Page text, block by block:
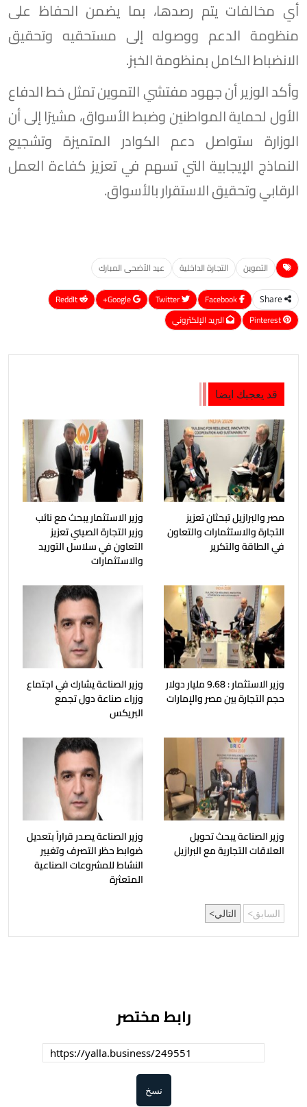
أي مخالفات يتم رصدها، بما يضمن الحفاظ على
منظومة الدعم ووصوله إلى مستحقيه وتحقيق
الانضباط الكامل بمنظومة الخبز.
وأكد الوزير أن جهود مفتشي التموين تمثل خط الدفاع
الأول لحماية المواطنين وضبط الأسواق، مشيرًا إلى أن
الوزارة ستواصل دعم الكوادر المتميزة وتشجيع
النماذج الإيجابية التي تسهم في تعزيز كفاءة العمل
الرقابي وتحقيق الاستقرار بالأسواق.
التموين التجارة الداخلية عيد الأضحى المبارك
Share
Google+
ReddIt
Pinterest
البريد الإلكتروني
قد يعجبك ايضا
مصر والبرازيل تبحثان تعزيز
التجارة والاستثمارات والتعاون
في الطاقة والتكرير
وزير الاستثمار يبحث مع نائب
وزير التجارة الصيني تعزيز
التعاون في سلاسل التوريد
والاستثمارات
وزير الاستثمار : 9.68 مليار دولار
حجم التجارة بين مصر والإمارات
وزير الصناعة يشارك في اجتماع
وزراء صناعة دول تجمع
البريكس
وزير الصناعة يبحث تحويل
العلاقات التجارية مع البرازيل
وزير الصناعة يصدر قراراً بتعديل
ضوابط حظر التصرف وتغيير
النشاط للمشروعات الصناعية
المتعثرة
السابق التالي
رابط مختصر
نسخ